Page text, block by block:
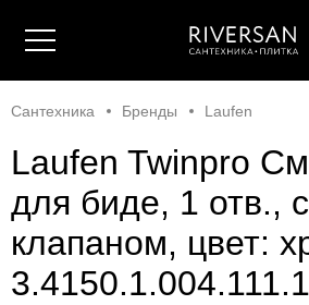
Сантехника Бренды Laufen
Laufen Twinpro
для биде, 1 отв.,
клапаном, цвет:
3.4150.1.004.111.1